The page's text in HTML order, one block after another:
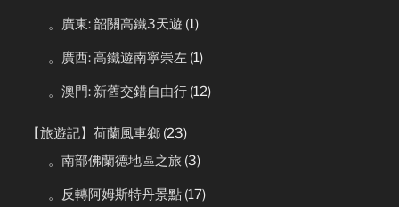
。廣東: 韶關高鐵3天遊 (1)
。廣西: 高鐵遊南寧崇左 (1)
。澳門: 新舊交錯自由行 (12)
【旅遊記】荷蘭風車鄉 (23)
。南部佛蘭德地區之旅 (3)
。反轉阿姆斯特丹景點 (17)